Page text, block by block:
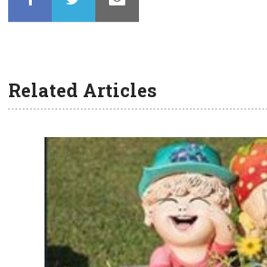
Related Articles